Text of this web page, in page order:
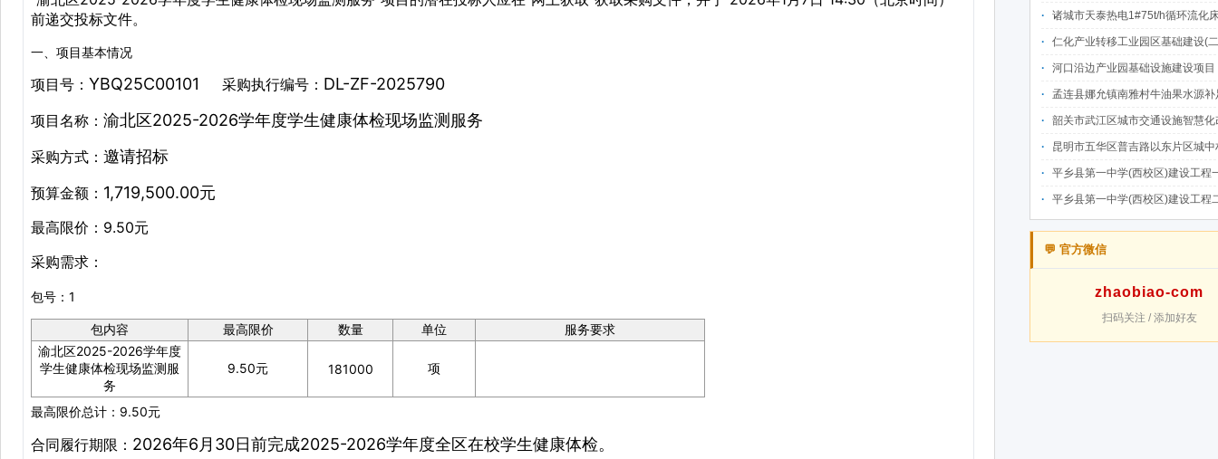
诸城市天泰热电1#75t/h循环流化床锅炉及配套设施升级改造项目（设计施工一体
仁化产业转移工业园区基础建设(二期)一韶关仁化产业园区工业二路道路及桥梁(西侧扩园段)建设
河口沿边产业园基础设施建设项目（二期）设计施工总承包（EPC）(三次
孟连县娜允镇南雅村牛油果水源补足提质增效建设项目
韶关市武江区城市交通设施智慧化改造提升项目-基础建设工程（一期）A标段施
昆明市五华区普吉路以东片区城中村改造项目（一期）A7、A-4-2地块安置房项目供配电设计施工一体化
平乡县第一中学(西校区)建设工程一标段施工
平乡县第一中学(西校区)建设工程二标段施工
💬 官方微信
zhaobiao-com
扫码关注 / 添加好友